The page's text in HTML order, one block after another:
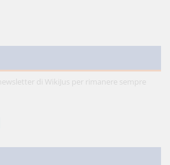
di WikiJus per rimanere sempre